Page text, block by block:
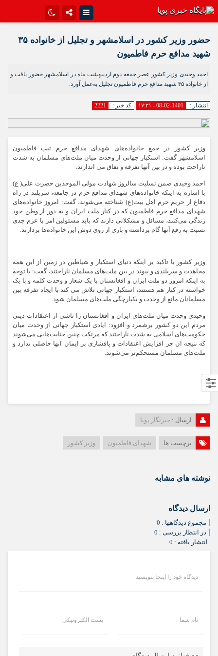
سروش
آپارات اپلیکیشن
حضور وزیر کشور در اسلامشهر و تجلیل از خانواده ۳۵
شهید مدافع حرم فاطمیون
احمد وحیدی وزیر کشور عصر جمعه دوم اردیبهشت ماه در اسلامشهر حضور یافت و
از خانواده ۳۵ شهید مدافع حرم فاطمیون تجلیل به‌عمل آورد.
انتشار : 1401-02-08 - ۱۷:۲۱ کد خبر : 2221
وزیر کشور در جمع خانواده‌های شهدای مدافع حرم تیپ فاطمیون
اسلامشهر گفت: استکبار جهانی از وحدت میان ملت‌های مسلمان به شدت
ناراحت بوده و در بین آنها تفرقه و نفاق می اندازند.
احمد وحیدی ضمن تسلیت سالروز شهادت مولی الموحدین حضرت علی( ع)
با اشاره به اینکه خانواده‌های شهدای مدافع حرم در جامعه، سربلند در راه
دفاع از حریم حرم اهل بیت(ع) شناخته می‌شوند، گفت: امروز خانواده‌های
شهدای مدافع حرم فاطمیون که در کنار ملت ایران و به دور از وطن خود
زندگی می‌کنند، مسائل و مشکلاتی دارند که باید مسئولین امر با عزم جدی
نسبت به رفع آنها گام برداشته و باری از روی دوش این خانواده‌ها بردارند.
وزیر کشور با تاکید بر اینکه دنیای استکبار و شیاطین در زمین از این همه
مجاهدت و سربلندی و پیوند در بین ملت‌های مسلمان ناراحتند، گفت: با توجه
به اینکه امروز دو ملت ایران و افغانستان با یک شعار و وحدت کلمه و با یک
خواسته در کنار هم هستند، استکبار جهانی تلاش می کند با ایجاد تفرقه بین
مسلمانان مانع از وحدت و یکپارچگی ملت‌های مسلمان شود.
وحیدی وحدت میان ملت‌های ایران و افغانستان را ناشی از اعتقادات دینی
مردم این دو کشور برشمرد و افزود: ایادی استکبار جهانی از وحدت میان
حکومت‌های اسلامی به شدت ناراحتند که مرتکب چنین جنایت‌هایی می‌شوند
که نتیجه آن جز افزایش اعتقادات و پافشاری بر ایمان آنها حاصلی ندارد و
ملت‌های مسلمان مستحکم‌تر می‌شوند.
ارسال : خبرنگار پویا
برچسب ها شهدای فاطمیون وزیر کشور
نوشته های مشابه
ارسال دیدگاه
مجموع دیدگاهها : 0
در انتظار بررسی : 0
انتشار یافته : 0
دیدگاه خود را اینجا بنویسید
نام شما پست الکترونیکی